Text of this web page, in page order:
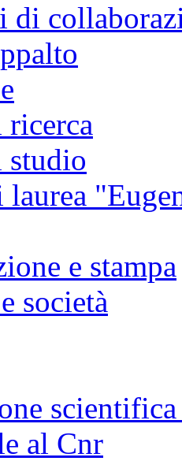
di
ricerca
studio
laurea
e stampa
società
al Cnr